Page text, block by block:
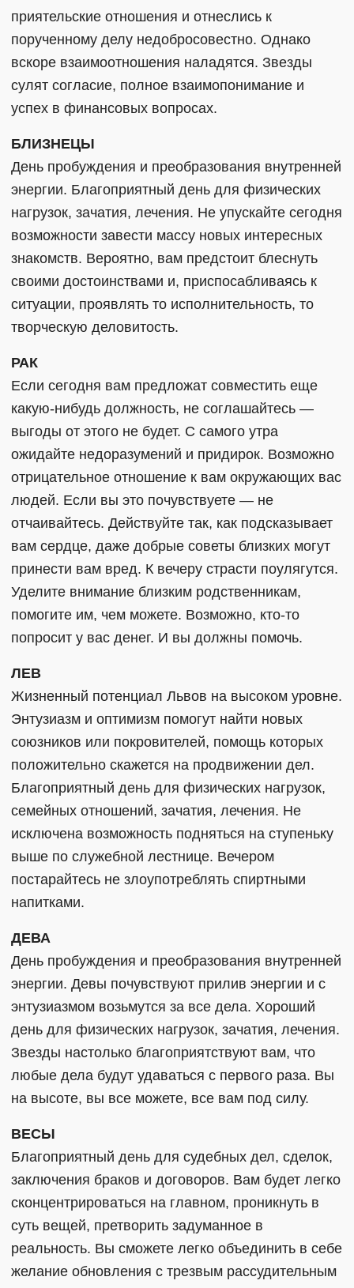
приятельские отношения и отнеслись к
порученному делу недобросовестно. Однако
вскоре взаимоотношения наладятся. Звезды
сулят согласие, полное взаимопонимание и
успех в финансовых вопросах.
БЛИЗНЕЦЫ
День пробуждения и преобразования внутренней
энергии. Благоприятный день для физических
нагрузок, зачатия, лечения. Не упускайте сегодня
возможности завести массу новых интересных
знакомств. Вероятно, вам предстоит блеснуть
своими достоинствами и, приспосабливаясь к
ситуации, проявлять то исполнительность, то
творческую деловитость.
РАК
Если сегодня вам предложат совместить еще
какую-нибудь должность, не соглашайтесь —
выгоды от этого не будет. С самого утра
ожидайте недоразумений и придирок. Возможно
отрицательное отношение к вам окружающих вас
людей. Если вы это почувствуете — не
отчаивайтесь. Действуйте так, как подсказывает
вам сердце, даже добрые советы близких могут
принести вам вред. К вечеру страсти поулягутся.
Уделите внимание близким родственникам,
помогите им, чем можете. Возможно, кто-то
попросит у вас денег. И вы должны помочь.
ЛЕВ
Жизненный потенциал Львов на высоком уровне.
Энтузиазм и оптимизм помогут найти новых
союзников или покровителей, помощь которых
положительно скажется на продвижении дел.
Благоприятный день для физических нагрузок,
семейных отношений, зачатия, лечения. Не
исключена возможность подняться на ступеньку
выше по служебной лестнице. Вечером
постарайтесь не злоупотреблять спиртными
напитками.
ДЕВА
День пробуждения и преобразования внутренней
энергии. Девы почувствуют прилив энергии и с
энтузиазмом возьмутся за все дела. Хороший
день для физических нагрузок, зачатия, лечения.
Звезды настолько благоприятствуют вам, что
любые дела будут удаваться с первого раза. Вы
на высоте, вы все можете, все вам под силу.
ВЕСЫ
Благоприятный день для судебных дел, сделок,
заключения браков и договоров. Вам будет легко
сконцентрироваться на главном, проникнуть в
суть вещей, претворить задуманное в
реальность. Вы сможете легко объединить в себе
желание обновления с трезвым рассудительным